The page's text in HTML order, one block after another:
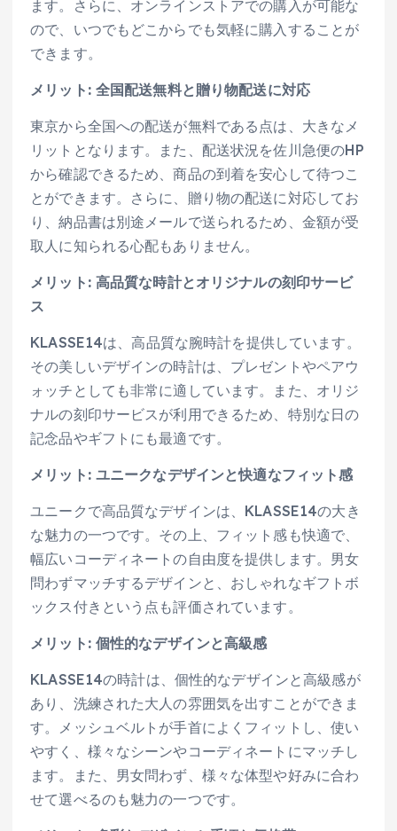
ます。さらに、オンラインストアでの購入が可能な
ので、いつでもどこからでも気軽に購入することが
できます。
メリット: 全国配送無料と贈り物配送に対応
東京から全国への配送が無料である点は、大きなメ
リットとなります。また、配送状況を佐川急便のHP
から確認できるため、商品の到着を安心して待つこ
とができます。さらに、贈り物の配送に対応してお
り、納品書は別途メールで送られるため、金額が受
取人に知られる心配もありません。
メリット: 高品質な時計とオリジナルの刻印サービ
ス
KLASSE14は、高品質な腕時計を提供しています。
その美しいデザインの時計は、プレゼントやペアウ
ォッチとしても非常に適しています。また、オリジ
ナルの刻印サービスが利用できるため、特別な日の
記念品やギフトにも最適です。
メリット: ユニークなデザインと快適なフィット感
ユニークで高品質なデザインは、KLASSE14の大き
な魅力の一つです。その上、フィット感も快適で、
幅広いコーディネートの自由度を提供します。男女
問わずマッチするデザインと、おしゃれなギフトボ
ックス付きという点も評価されています。
メリット: 個性的なデザインと高級感
KLASSE14の時計は、個性的なデザインと高級感が
あり、洗練された大人の雰囲気を出すことができま
す。メッシュベルトが手首によくフィットし、使い
やすく、様々なシーンやコーディネートにマッチし
ます。また、男女問わず、様々な体型や好みに合わ
せて選べるのも魅力の一つです。